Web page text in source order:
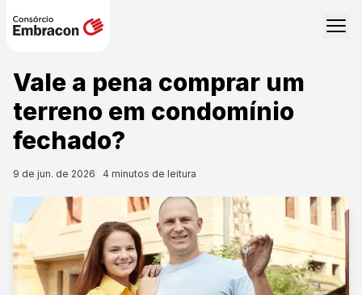
Vale a pena comprar um
terreno em condomínio
fechado?
9 de jun. de 2026 4 minutos de leitura